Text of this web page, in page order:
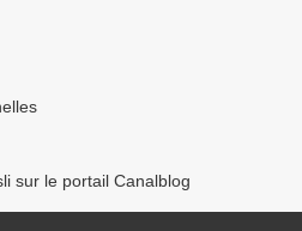
sur le portail Canalblog